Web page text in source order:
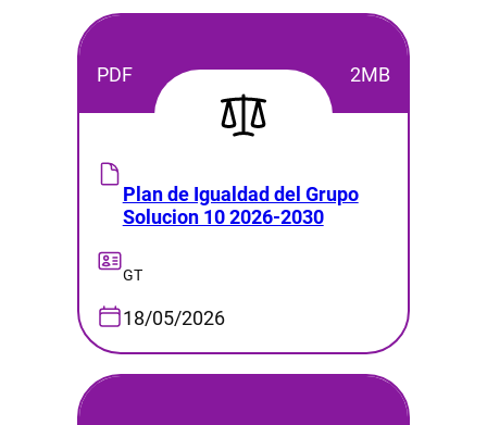
PDF 2MB
Plan de Igualdad del Grupo
Solucion 10 2026-2030
GT
18/05/2026